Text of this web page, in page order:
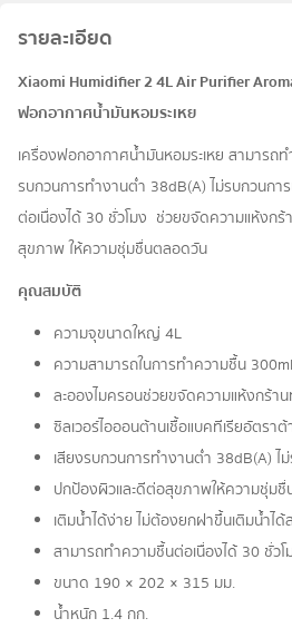
รายละเอียด
Xiaomi Humidifier 2 4L Air Purifier
ฟอกอากาศน้ำมันหอมระเหย
เครื่องฟอกอากาศน้ำมันหอมระเหย สามารถ
รบกวนการทำงานต่ำ 38dB(A) ไม่รบกวนก
ต่อเนื่องได้ 30 ชั่วโมง ช่วยขจัดความแห้งก
สุขภาพ ให้ความชุ่มชื่นตลอดวัน
คุณสมบัติ
ความจุขนาดใหญ่ 4L
ความสามารถในการทำความชื้น
ละอองไมครอน ช่วยขจัดความแห้งกร้า
ซิลเวอร์ไอออนต้านเชื้อแบคทีเรีย อัตรา
เสียงรบกวนการทำงานต่ำ 38dB(A) ไ
ปกป้องผิวและดีต่อสุขภาพ ให้ความชุ่ม
เติมน้ำได้ง่าย ไม่ต้องยกฝาขึ้นเติมน้ำได้
สามารถทำความชื้นต่อเนื่องได้ 30 ชั่วโ
ขนาด 190 × 202 × 315 มม.
น้ำหนัก 1.4 กก.